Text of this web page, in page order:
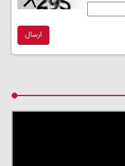
ارسال